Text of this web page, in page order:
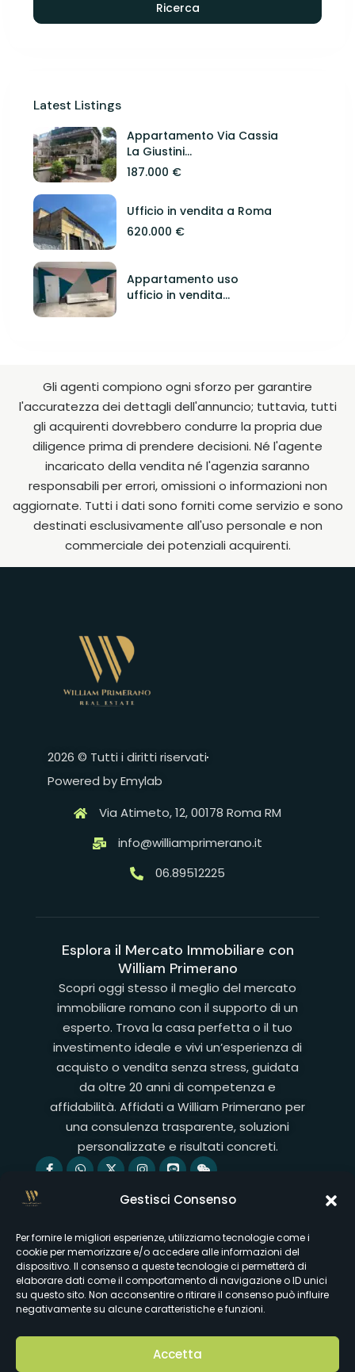
Gestisci Consenso
Per fornire le migliori esperienze, utilizziamo tecnologie come i
cookie per memorizzare e/o accedere alle informazioni del
dispositivo. Il consenso a queste tecnologie ci permetterà di
elaborare dati come il comportamento di navigazione o ID unici
su questo sito. Non acconsentire o ritirare il consenso può influire
negativamente su alcune caratteristiche e funzioni.
Accetta
Ricerca
Latest Listings
Appartamento Via Cassia
La Giustini...
187.000 €
Ufficio in vendita a Roma
620.000 €
Appartamento uso
ufficio in vendita...
Gli agenti compiono ogni sforzo per garantire
l'accuratezza dei dettagli dell'annuncio; tuttavia, tutti
gli acquirenti dovrebbero condurre la propria due
diligence prima di prendere decisioni. Né l'agente
incaricato della vendita né l'agenzia saranno
responsabili per errori, omissioni o informazioni non
aggiornate. Tutti i dati sono forniti come servizio e sono
destinati esclusivamente all'uso personale e non
commerciale dei potenziali acquirenti.
2026 © Tutti i diritti riservati
Powered by Emylab
Via Atimeto, 12, 00178 Roma RM
info@williamprimerano.it
06.89512225
Esplora il Mercato Immobiliare con
William Primerano
Scopri oggi stesso il meglio del mercato
immobiliare romano con il supporto di un
esperto. Trova la casa perfetta o il tuo
investimento ideale e vivi un’esperienza di
acquisto o vendita senza stress, guidata
da oltre 20 anni di competenza e
affidabilità. Affidati a William Primerano per
una consulenza trasparente, soluzioni
personalizzate e risultati concreti.
Servizi
Analisi di mercato
Assistenza all'acquisto
Servizi di vendita
Ciao benvenuto, come posso esserti